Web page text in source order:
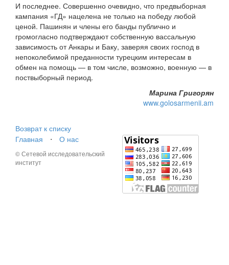
И последнее. Совершенно очевидно, что предвыборная
кампания «ГД» нацелена не только на победу любой
ценой. Пашинян и члены его банды публично и
громогласно подтверждают собственную вассальную
зависимость от Анкары и Баку, заверяя своих господ в
непоколебимой преданности турецким интересам в
обмен на помощь — в том числе, возможно, военную — в
поствыборный период.
Марина Григорян
www.golosarmenii.am
Возврат к списку
Главная
⋅ О нас
© Сетевой исследовательский
институт